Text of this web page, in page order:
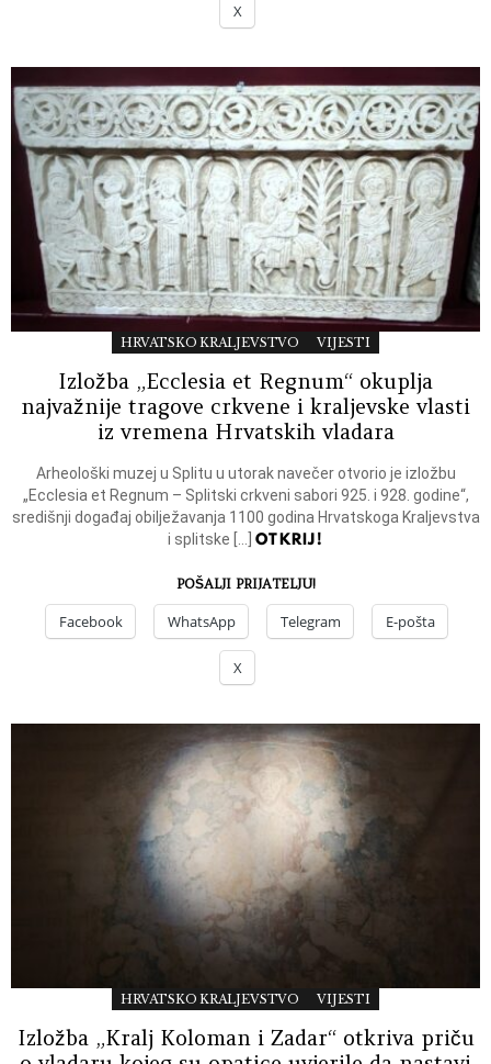
X
HRVATSKO KRALJEVSTVO VIJESTI
Izložba „Ecclesia et Regnum“ okuplja
najvažnije tragove crkvene i kraljevske vlasti
iz vremena Hrvatskih vladara
Arheološki muzej u Splitu u utorak navečer otvorio je izložbu
„Ecclesia et Regnum – Splitski crkveni sabori 925. i 928. godine“,
središnji događaj obilježavanja 1100 godina Hrvatskoga Kraljevstva
i splitske […] OTKRIJ!
POŠALJI PRIJATELJU!
Facebook WhatsApp Telegram E-pošta
X
HRVATSKO KRALJEVSTVO VIJESTI
Izložba „Kralj Koloman i Zadar“ otkriva priču